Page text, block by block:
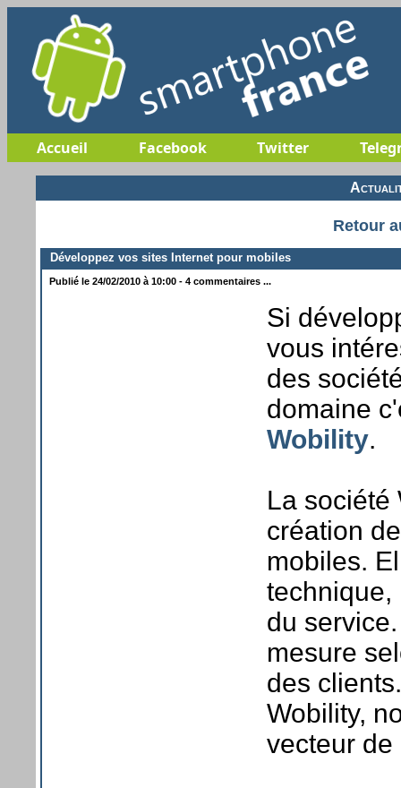
Accueil Facebook Twitter
Retour
Développez vos sites Internet pour mobiles
Publié le 24/02/2010 à 10:00 - 4 commentaires ...
Si
vous
des
domaine
Wobility.
La société
création
mobiles.
technique,
du
mesure
des
Wobility,
vecteur